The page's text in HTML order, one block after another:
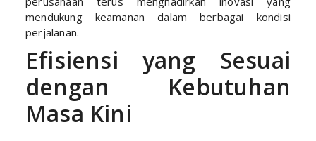
mendukung keamanan dalam berbagai kondisi
perjalanan.
Efisiensi yang Sesuai
dengan Kebutuhan
Masa Kini